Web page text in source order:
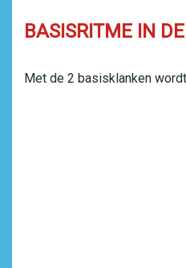
BASISRITME IN
Met de 2 basisklanken